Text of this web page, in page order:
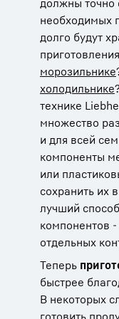
необходимых
долго будут
морозильнике
холодильнике?
технике
множество
и для всей
компоненты
или
сохранить их
лучший
компонентов -
отдельных
Теперь
быстрее
В некоторых
готовить